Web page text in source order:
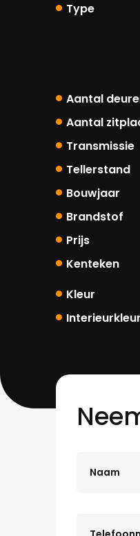
Type
Aantal
Aantal
Transmissie
Tellerstand
Bouwjaar
Brandstof
Prijs
Kenteken
Kleur
Interieurkleur